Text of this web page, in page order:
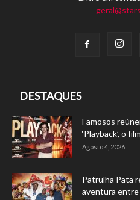
DESTAQUES
Famosos
‘Playback’, o
Agosto 4, 2026
Patrulha Pata
aventura entre